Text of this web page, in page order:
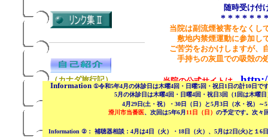
Information ①令和5年4月の休診日は木曜4回・日曜5回・祝日1日の計10日で
5月の休診日は木曜4回・日曜4回・祝日3回（1回は木曜日）
4月29日(土・祝）・30日（日）と5月3日（水・祝）～
滑川市当番医、 次回は5年6月 11日（日） の予定です。 次々
Information ②： 補聴器相談：4月は4日（火）・18日（火）、 5月は2日(火)と１6
随時受け付
* * * * * *
当院は副流煙被害をなくし
敷地内禁煙運動に参加し
ご苦労をおかけしますが、
手持ちの灰皿での吸殻の
当院の公式サイトは
（カナダ旅行記）